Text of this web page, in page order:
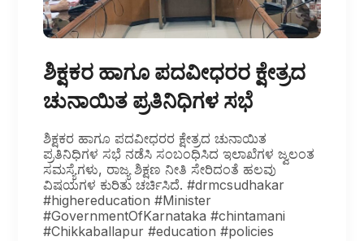
ಶಿಕ್ಷಕರ ಹಾಗೂ ಪದವೀಧರರ ಕ್ಷೇತ್ರದ
ಚುನಾಯಿತ ಪ್ರತಿನಿಧಿಗಳ ಸಭೆ
ಶಿಕ್ಷಕರ ಹಾಗೂ ಪದವೀಧರರ ಕ್ಷೇತ್ರದ ಚುನಾಯಿತ
ಪ್ರತಿನಿಧಿಗಳ ಸಭೆ ನಡೆಸಿ ಸಂಬಂಧಿಸಿದ ಇಲಾಖೆಗಳ ಜ್ವಲಂತ
ಸಮಸ್ಯೆಗಳು, ರಾಜ್ಯ ಶಿಕ್ಷಣ ನೀತಿ ಸೇರಿದಂತೆ ಹಲವು
ವಿಷಯಗಳ ಕುರಿತು ಚರ್ಚಿಸಿದೆ. #drmcsudhakar
#highereducation #Minister
#GovernmentOfKarnataka #chintamani
#Chikkaballapur #education #policies